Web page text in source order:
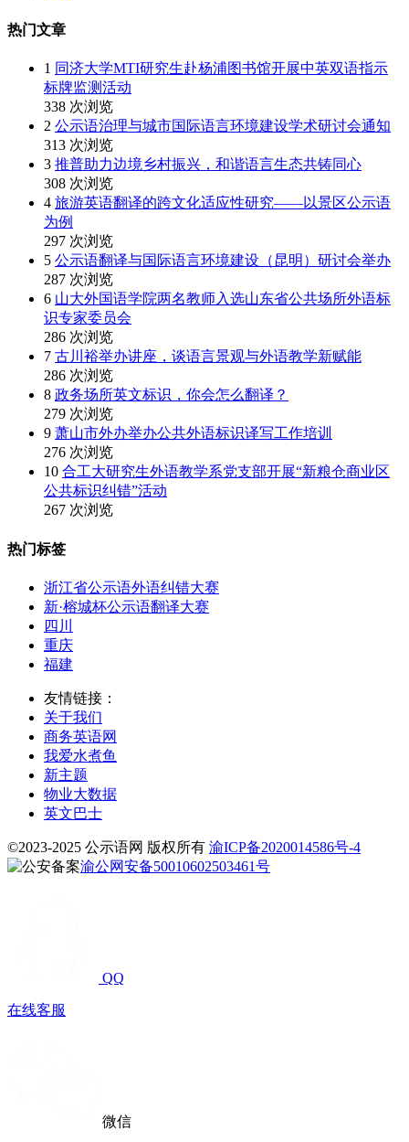
热门文章
1 同济大学MTI研究生赴杨浦图书馆开展中英双语指示
标牌监测活动
338 次浏览
2 公示语治理与城市国际语言环境建设学术研讨会通知
313 次浏览
3 推普助力边境乡村振兴，和谐语言生态共铸同心
308 次浏览
4 旅游英语翻译的跨文化适应性研究——以景区公示语
为例
297 次浏览
5 公示语翻译与国际语言环境建设（昆明）研讨会举办
287 次浏览
6 山大外国语学院两名教师入选山东省公共场所外语标
识专家委员会
286 次浏览
7 古川裕举办讲座，谈语言景观与外语教学新赋能
286 次浏览
8 政务场所英文标识，你会怎么翻译？
279 次浏览
9 萧山市外办举办公共外语标识译写工作培训
276 次浏览
10 合工大研究生外语教学系党支部开展“新粮仓商业区
公共标识纠错”活动
267 次浏览
热门标签
浙江省公示语外语纠错大赛
新·榕城杯公示语翻译大赛
四川
重庆
福建
友情链接：
关于我们
商务英语网
我爱水煮鱼
新主题
物业大数据
英文巴士
©2023-2025 公示语网 版权所有 渝ICP备2020014586号-4
渝公网安备50010602503461号
QQ
在线客服
微信